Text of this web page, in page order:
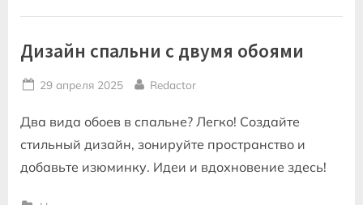
Дизайн спальни с двумя обоями
Posted
29 апреля 2025 By
Redactor
Два вида обоев в спальне? Легко! Создайте
стильный дизайн, зонируйте пространство и
добавьте изюминку. Идеи и вдохновение здесь!